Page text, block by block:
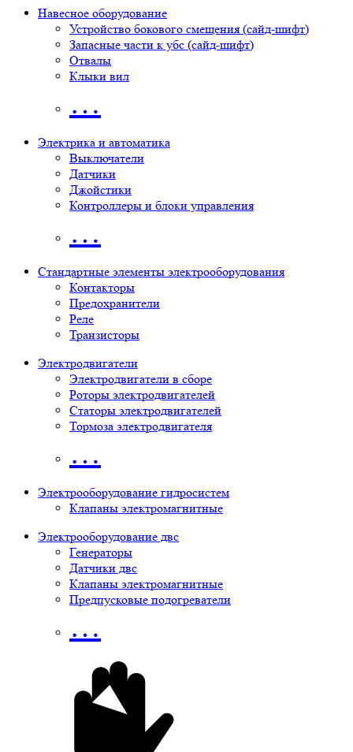
Навесное оборудование
Устройство бокового смещения (сайд-шифт)
Запасные части к убс (сайд-шифт)
Отвалы
Клыки вил
…
Электрика и автоматика
Выключатели
Датчики
Джойстики
Контроллеры и блоки управления
…
Стандартные элементы электрооборудования
Контакторы
Предохранители
Реле
Транзисторы
Электродвигатели
Электродвигатели в сборе
Роторы электродвигателей
Статоры электродвигателей
Тормоза электродвигателя
…
Электрооборудование гидросистем
Клапаны электромагнитные
Электрооборудование двс
Генераторы
Датчики двс
Клапаны электромагнитные
Предпусковые подогреватели
…